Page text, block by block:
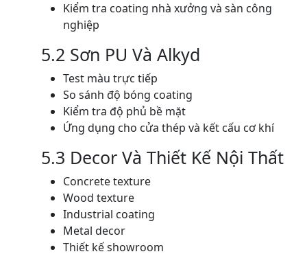
Kiểm tra coating nhà xưởng và sàn công
nghiệp
5.2 Sơn PU Và Alkyd
Test màu trực tiếp
So sánh độ bóng coating
Kiểm tra độ phủ bề mặt
Ứng dụng cho cửa thép và kết cấu cơ khí
5.3 Decor Và Thiết Kế Nội Thất
Concrete texture
Wood texture
Industrial coating
Metal decor
Thiết kế showroom